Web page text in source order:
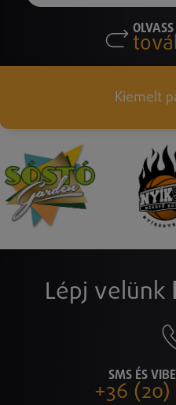
Kiemelt
Lépj velünk
SMS ÉS
+36 (20)